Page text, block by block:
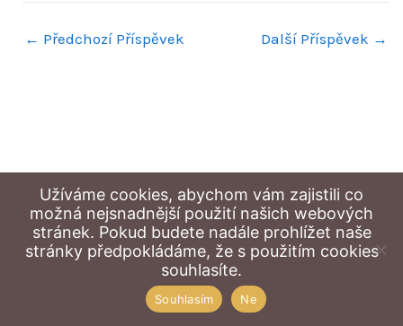
← Předchozí Příspěvek Další Příspěvek →
Copyright © 2026 Středisko výchovné péče ČÁP Liberec |
Autor:Michal Wojciechowski
Užíváme cookies, abychom vám zajistili co
možná nejsnadnější použití našich webových
stránek. Pokud budete nadále prohlížet naše
stránky předpokládáme, že s použitím cookies
souhlasíte.
Souhlasím Ne